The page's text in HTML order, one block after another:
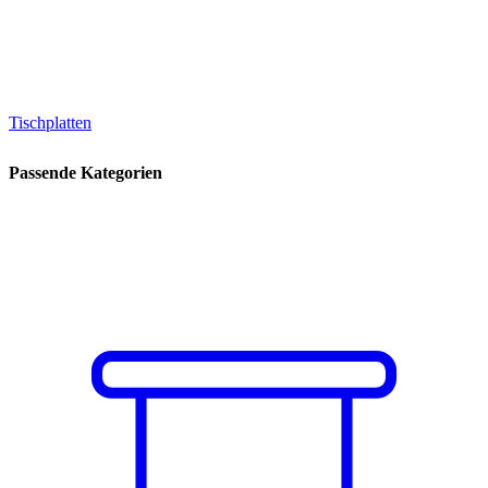
Tischplatten
Passende Kategorien